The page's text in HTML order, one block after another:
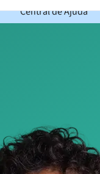
Central de Ajuda